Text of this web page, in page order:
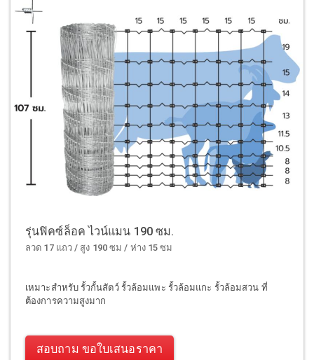
รุ่นฟิคซ์ล็อค ไวน์แมน 190 ซม.
ลวด 17 แถว / สูง 190 ซม / ห่าง 15 ซม
เหมาะสำหรับ รั้วกั้นสัตว์ รั้วล้อมแพะ รั้วล้อมแกะ รั้วล้อมสวน ที่
ต้องการความสูงมาก
สอบถาม ขอใบเสนอราคา